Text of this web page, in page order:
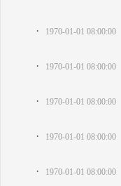
· 1970-01-01 08:00:00
· 1970-01-01 08:00:00
· 1970-01-01 08:00:00
· 1970-01-01 08:00:00
· 1970-01-01 08:00:00